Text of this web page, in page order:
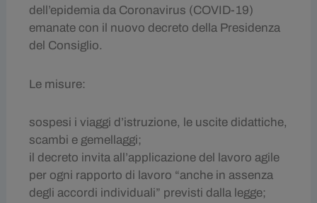
dell’epidemia da Coronavirus (COVID-19)
emanate con il nuovo decreto della Presidenza
del Consiglio.
Le misure:
sospesi i viaggi d’istruzione, le uscite didattiche,
scambi e gemellaggi;
il decreto invita all’applicazione del lavoro agile
per ogni rapporto di lavoro “anche in assenza
degli accordi individuali” previsti dalla legge;